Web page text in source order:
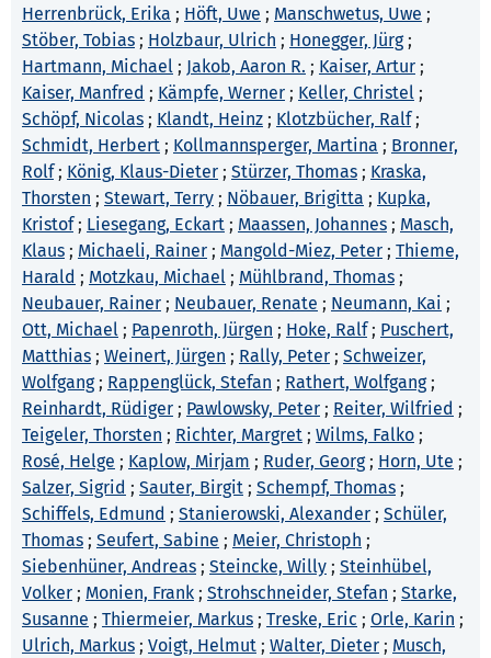
Herrenbrück, Erika ; Höft, Uwe ; Manschwetus, Uwe ;
Stöber, Tobias ; Holzbaur, Ulrich ; Honegger, Jürg;
Hartmann, Michael ; Jakob, Aaron R. ; Kaiser, Artur ;
Kaiser, Manfred ; Kämpfe, Werner ; Keller, Christel ;
Schöpf, Nicolas ; Klandt, Heinz ; Klotzbücher, Ralf;
Schmidt, Herbert ; Kollmannsperger, Martina ; Bronner,
Rolf; König, Klaus-Dieter ; Stürzer, Thomas ; Kraska,
Thorsten ; Stewart, Terry ; Nöbauer, Brigitta ; Kupka,
Kristof; Liesegang, Eckart ; Maassen, Johannes ; Masch,
Klaus ; Michaeli, Rainer ; Mangold-Miez, Peter ; Thieme,
Harald ; Motzkau, Michael ; Mühlbrand, Thomas ;
Neubauer, Rainer ; Neubauer, Renate ; Neumann, Kai ;
Ott, Michael ; Papenroth, Jürgen ; Hoke, Ralf; Puschert,
Matthias ; Weinert, Jürgen ; Rally, Peter ; Schweizer,
Wolfgang; Rappenglück, Stefan ; Rathert, Wolfgang;
Reinhardt, Rüdiger ; Pawlowsky, Peter ; Reiter, Wilfried ;
Teigeler, Thorsten ; Richter, Margret ; Wilms, Falko ;
Rosé, Helge ; Kaplow, Mirjam ; Ruder, Georg; Horn, Ute ;
Salzer, Sigrid ; Sauter, Birgit ; Schempf, Thomas ;
Schiffels, Edmund ; Stanierowski, Alexander ; Schüler,
Thomas ; Seufert, Sabine ; Meier, Christoph ;
Siebenhüner, Andreas ; Steincke, Willy ; Steinhübel,
Volker ; Monien, Frank ; Strohschneider, Stefan ; Starke,
Susanne ; Thiermeier, Markus ; Treske, Eric ; Orle, Karin ;
Ulrich, Markus ; Voigt, Helmut ; Walter, Dieter ; Musch,